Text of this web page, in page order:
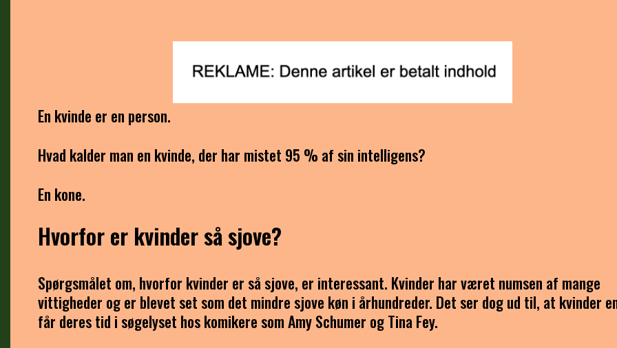
En kvinde er en person.
Hvad kalder man en kvinde, der har mistet 95 % af sin intelligens?
En kone.
Hvorfor er kvinder så sjove?
Spørgsmålet om, hvorfor kvinder er så sjove, er interessant. Kvinder har været numsen af mange
vittigheder og er blevet set som det mindre sjove køn i århundreder. Det ser dog ud til, at kvinder
får deres tid i søgelyset hos komikere som Amy Schumer og Tina Fey.